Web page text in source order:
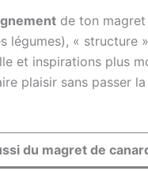
de ton
légumes), «
et inspirations plus
plaisir sans passer
du magret de